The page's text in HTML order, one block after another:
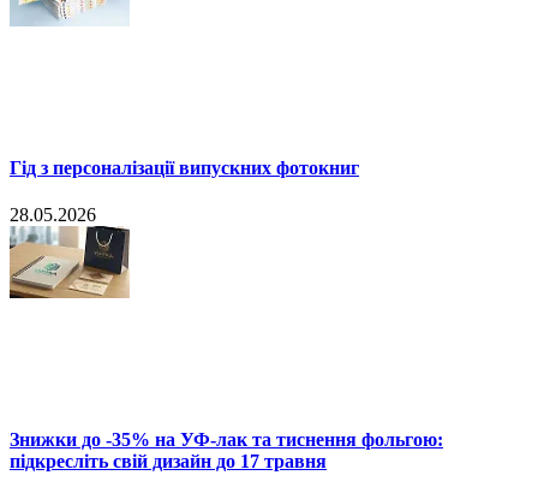
Гід з персоналізації випускних фотокниг
28.05.2026
Знижки до -35% на УФ-лак та тиснення фольгою:
підкресліть свій дизайн до 17 травня